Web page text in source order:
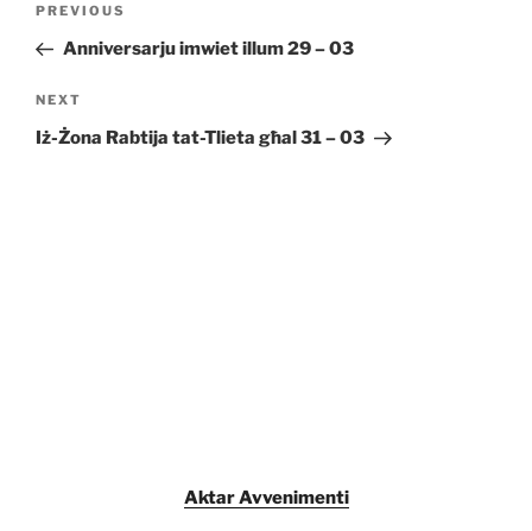
Previous
Post
PREVIOUS
Anniversarju imwiet illum 29 – 03
Next
Post
NEXT
Iż-Żona Rabtija tat-Tlieta għal 31 – 03
Aktar Avvenimenti